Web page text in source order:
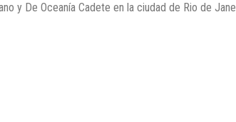
y De Oceanía Cadete en la ciudad de Rio de